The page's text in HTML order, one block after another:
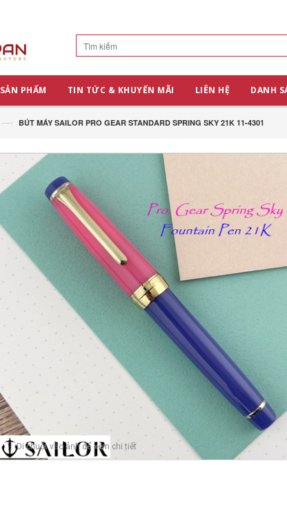
SẢN PHẨM TIN TỨC & KHUYẾN MÃI LIÊN HỆ DANH
—› BÚT MÁY SAILOR PRO GEAR STANDARD SPRING SKY 21K 11-4301
Di chuột vào ảnh để xem chi tiết